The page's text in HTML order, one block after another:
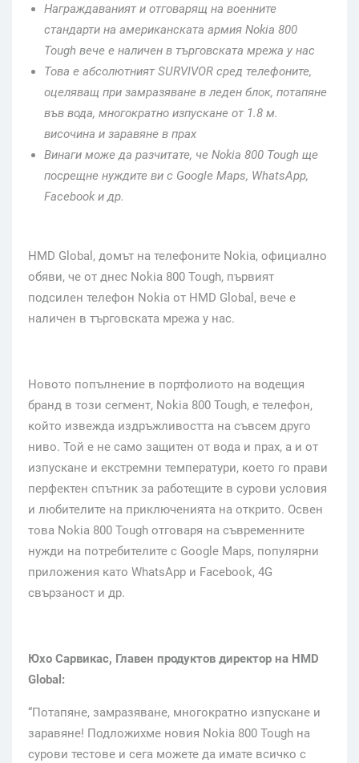
Награждаваният и отговарящ на военните
стандарти на американската армия Nokia 800
Tough вече е наличен в търговската мрежа у нас
Това е абсолютниятSURVIVOR сред телефоните,
оцеляващ при замразяване в леден блок, потапяне
във вода, многократно изпускане от 1.8 м.
височина и заравяне в прах
Винаги може да разчитате, че Nokia 800 Tough ще
посрещне нуждите ви с Google Maps, WhatsApp,
Facebookи др.
HMD Global, домът на телефоните Nokia, официално
обяви, че от днес Nokia 800 Tough, първият
подсилен телефон Nokia от HMD Global, вече е
наличен в търговската мрежа у нас.
Новото попълнение в портфолиото на водещия
бранд в този сегмент, Nokia 800 Tough, е телефон,
който извежда издръжливостта на съвсем друго
ниво. Той е не само защитен от вода и прах, а и от
изпускане и екстремни температури, което го прави
перфектен спътник за работещите в сурови условия
и любителите на приключенията на открито. Освен
това Nokia 800 Tough отговаря на съвременните
нужди на потребителите с Google Maps, популярни
приложения като WhatsApp и Facebook, 4G
свързаност и др.
Юхо Сарвикас, Главен продуктов директор на HMD
Global:
“Потапяне, замразяване, многократно изпускане и
заравяне! Подложихме новия Nokia 800 Tough на
сурови тестове и сега можете да имате всичко с